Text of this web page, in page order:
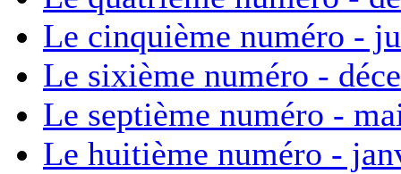
Le cinquième numéro -
Le sixième numéro -
Le septième numéro -
Le huitième numéro -